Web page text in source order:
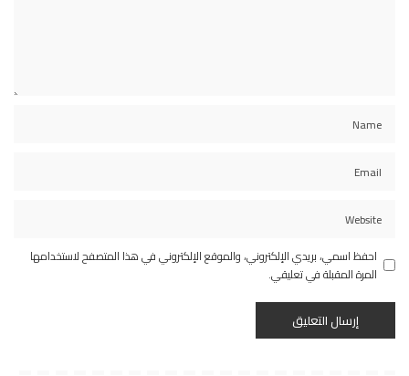
احفظ اسمي، بريدي الإلكتروني، والموقع الإلكتروني في هذا المتصفح لاستخدامها
المرة المقبلة في تعليقي.